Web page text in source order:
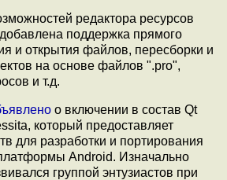
редактора ресурсов
поддержка прямого
и открытия файлов, пересборки и
на основе файлов ".pro",
и т.д.
о включении в состав Qt
который предоставляет
для разработки и портирования
Android. Изначально
группой энтузиастов при